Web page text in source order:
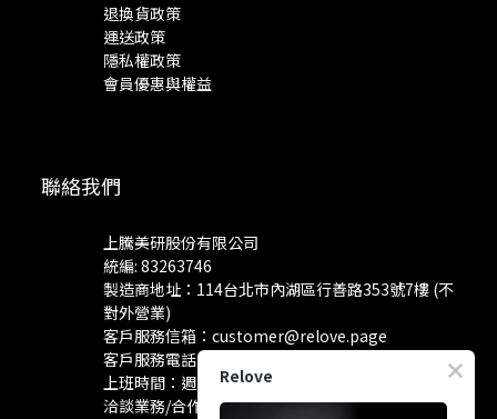
退換貨政策
運送政策
隱私權政策
會員優惠與權益
聯絡我們
上騰美研股份有限公司
統編: 83263746
製造商地址：114台北市內湖區行善路353號7樓 (不
對外營業)
客戶服務信箱： customer@relove.page
客戶服務電話：
上班時間：週一至週五 10:30~18:30
洽談業務/合作資訊：pr@relove.page
Relove